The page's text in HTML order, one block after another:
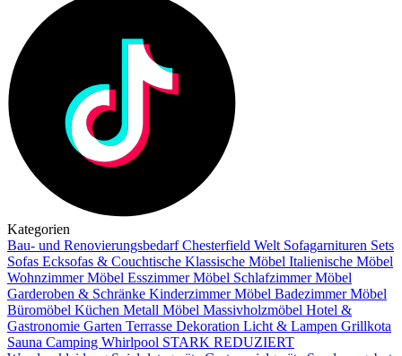
Kategorien
Bau- und RenovierungsbedarfChesterfield Welt Sofagarnituren Sets
Sofas Ecksofas & Couchtische Klassische Möbel Italienische Möbel
Wohnzimmer Möbel Esszimmer Möbel Schlafzimmer Möbel
Garderoben & Schränke Kinderzimmer Möbel Badezimmer Möbel
Büromöbel Küchen Metall Möbel Massivholzmöbel Hotel &
Gastronomie Garten Terrasse Dekoration Licht & Lampen Grillkota
Sauna Camping Whirlpool STARK REDUZIERT